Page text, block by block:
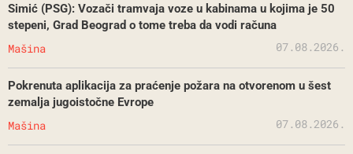
Simić (PSG): Vozači tramvaja voze u kabinama u kojima je 50
stepeni, Grad Beograd o tome treba da vodi računa
Mašina 07.08.2026.
Pokrenuta aplikacija za praćenje požara na otvorenom u šest
zemalja jugoistočne Evrope
Mašina 07.08.2026.